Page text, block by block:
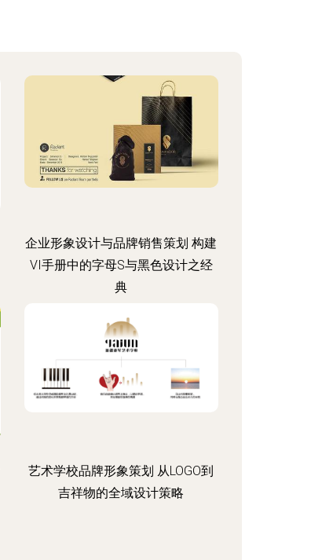
企业形象设计与品牌销售策划 构建
VI手册中的字母S与黑色设计之经
典
艺术学校品牌形象策划 从LOGO到
吉祥物的全域设计策略